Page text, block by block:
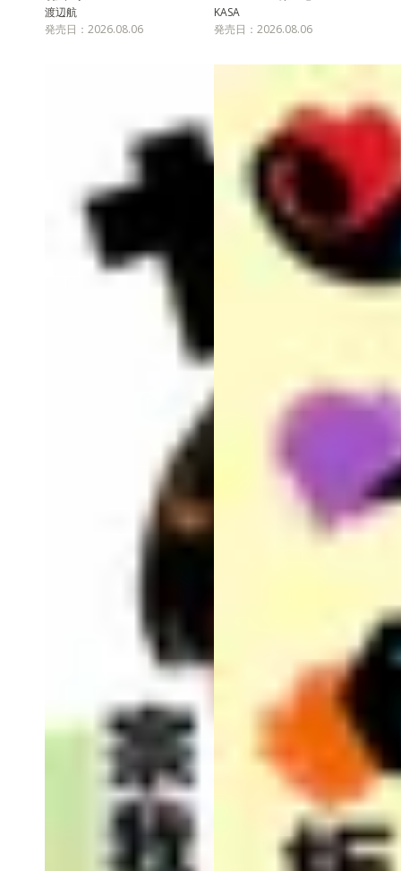
渡辺航
発売日：2026.08.06
KASA
発売日：2026.08.06